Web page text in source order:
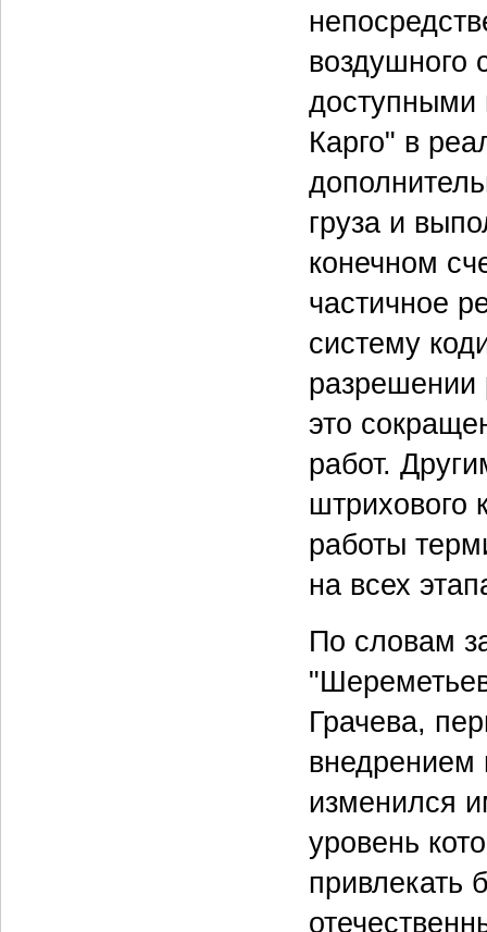
воздушного
доступными
Карго" в
груза и
конечном
частичное
систему
разрешении
это
работ.
штрихового
работы
на всех
По словам
Грачева,
внедрением
изменился
уровень
привлекать